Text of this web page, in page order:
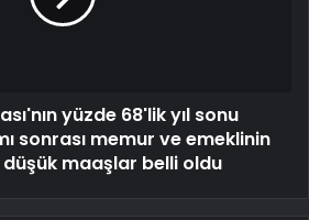
yüzde 68'lik yıl sonu
sonrası memur ve emeklinin
düşük maaşlar belli oldu